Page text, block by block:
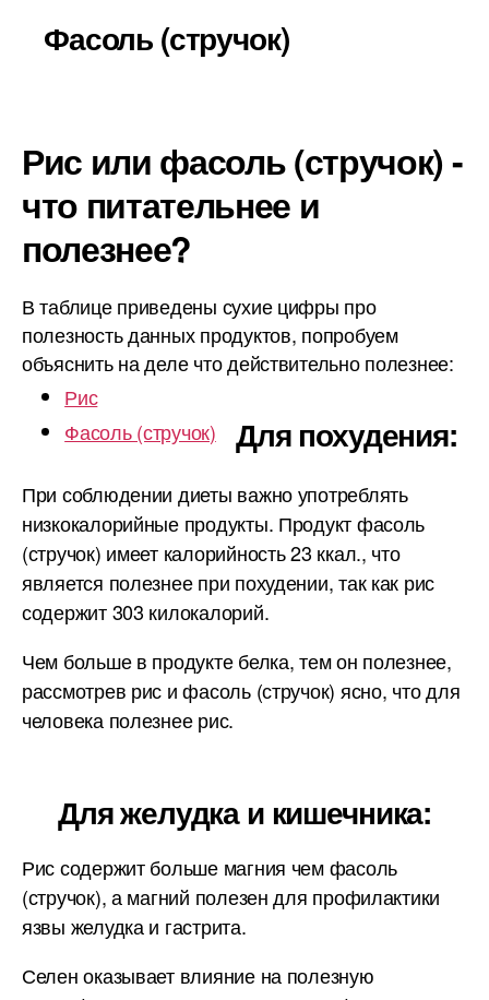
Фасоль (стручок)
Рис или фасоль (стручок) -
что питательнее и
полезнее?
В таблице приведены сухие цифры про
полезность данных продуктов, попробуем
объяснить на деле что действительно полезнее:
Рис
Фасоль (стручок)
Для похудения:
При соблюдении диеты важно употреблять
низкокалорийные продукты. Продукт фасоль
(стручок) имеет калорийность 23 ккал., что
является полезнее при похудении, так как рис
содержит 303 килокалорий.
Чем больше в продукте белка, тем он полезнее,
рассмотрев рис и фасоль (стручок) ясно, что для
человека полезнее рис.
Для желудка и кишечника:
Рис содержит больше магния чем фасоль
(стручок), а магний полезен для профилактики
язвы желудка и гастрита.
Селен оказывает влияние на полезную